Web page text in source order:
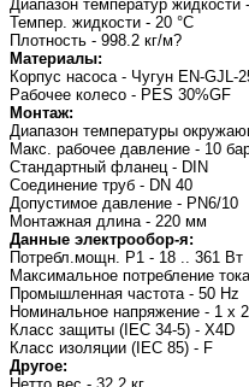
Диапазон температур жидкости
Темпер. жидкости - 20 °C
Плотность - 998.2 кг/м?
Материалы:
Корпус насоса - Чугун EN-GJL-
Рабочее колесо - PES 30%GF
Монтаж:
Диапазон температуры
Макс. рабочее давление - 10
Стандартный фланец - DIN
Соединение труб - DN 40
Допустимое давление - PN6/10
Монтажная длина - 220 мм
Данные электрообор-я:
Потребл.мощн. P1 - 18 .. 361 Вт
Максимальное потребление
Промышленная частота - 50 Hz
Номинальное напряжение - 1 x
Класс защиты (IEC 34-5) - X4D
Класс изоляции (IEC 85) - F
Другое: